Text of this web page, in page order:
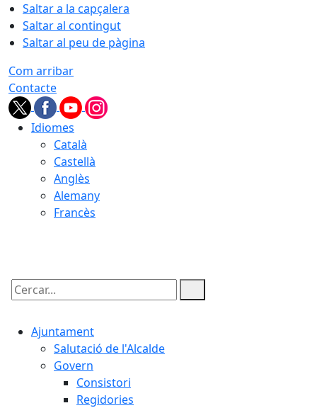
Saltar a la capçalera
Saltar al contingut
Saltar al peu de pàgina
Com arribar
Contacte
Idiomes
Català
Castellà
Anglès
Alemany
Francès
Cercar:
Ajuntament
Salutació de l'Alcalde
Govern
Consistori
Regidories